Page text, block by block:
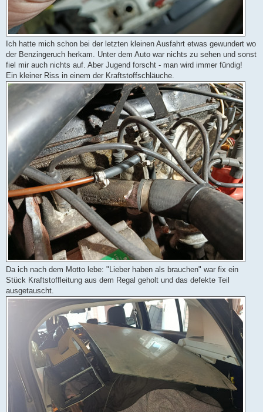
Ich hatte mich schon bei der letzten kleinen Ausfahrt etwas gewundert wo
der Benzingeruch herkam. Unter dem Auto war nichts zu sehen und sonst
fiel mir auch nichts auf. Aber Jugend forscht - man wird immer fündig!
Ein kleiner Riss in einem der Kraftstoffschläuche.
Da ich nach dem Motto lebe: "Lieber haben als brauchen" war fix ein
Stück Kraftstoffleitung aus dem Regal geholt und das defekte Teil
ausgetauscht.